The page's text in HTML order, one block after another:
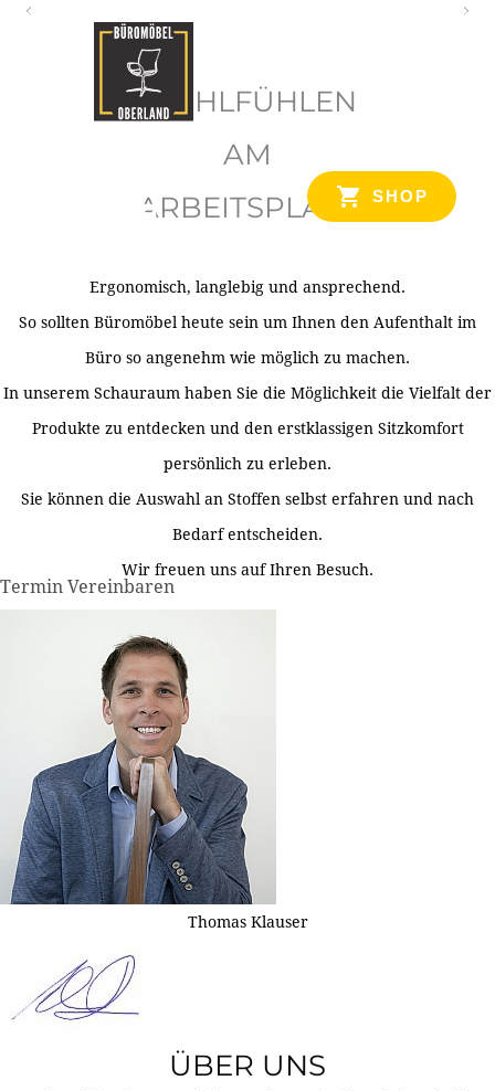
SHOP
WOHLFÜHLEN
AM
ARBEITSPLATZ
Ergonomisch, langlebig und ansprechend.
So sollten Büromöbel heute sein um Ihnen den Aufenthalt im
Büro so angenehm wie möglich zu machen.
In unserem Schauraum haben Sie die Möglichkeit die Vielfalt der
Produkte zu entdecken und den erstklassigen Sitzkomfort
persönlich zu erleben.
Sie können die Auswahl an Stoffen selbst erfahren und nach
Bedarf entscheiden.
Wir freuen uns auf Ihren Besuch.
Termin Vereinbaren
Thomas Klauser
ÜBER UNS